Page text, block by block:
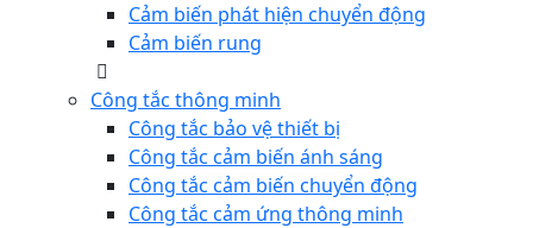
Cảm biến phát hiện chuyển động
Cảm biến rung
Công tắc thông minh
Công tắc bảo vệ thiết bị
Công tắc cảm biến ánh sáng
Công tắc cảm biến chuyển động
Công tắc cảm ứng thông minh